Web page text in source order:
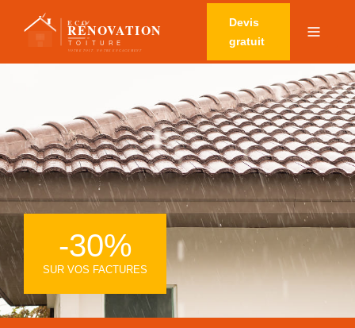
Devis
gratuit
-30%
SUR VOS FACTURES